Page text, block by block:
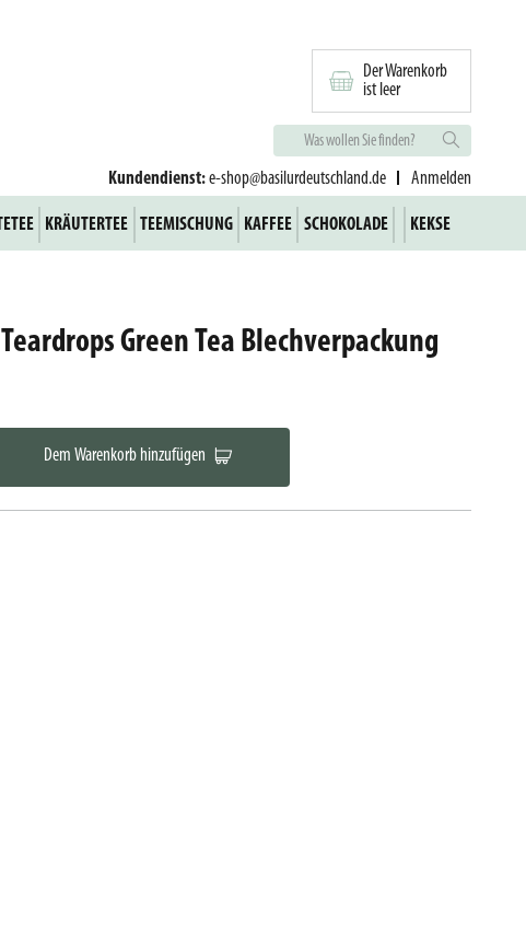
Der Warenkorb
ist leer
Kundendienst:e-shop@basilurdeutschland.de Anmelden
KRÄUTERTEE TEEMISCHUNG KAFFEE SCHOKOLADE KEKSE
Teardrops Green Tea Blechverpackung
Dem Warenkorb hinzufügen